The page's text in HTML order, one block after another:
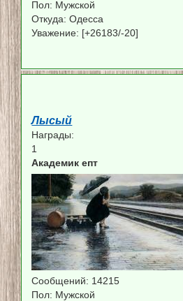
Пол: Мужской
Откуда: Одесса
Уважение: [+26183/-20]
Лысый
Награды:
1
Академик епт
Сообщений: 14215
Пол: Мужской